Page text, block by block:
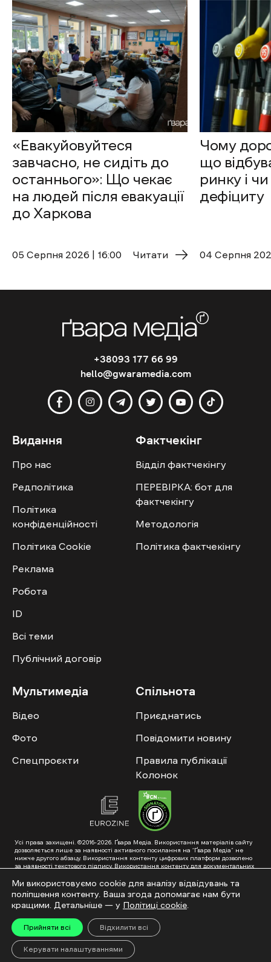
«Евакуйовуйтеся
завчасно, не сидіть до
останнього»: Що чекає
на людей після евакуації
до Харкова
05 Cерпня 2026 | 16:00 Читати
Чому
що
ринку і
дефіциту
04 Cерпня
+38093 177 66 99
hello@gwaramedia.com
Видання
Про нас
Редполітика
Політика
конфіденційності
Політика Cookie
Реклама
Робота
ID
Всі теми
Публічний договір
Фактчекінг
Відділ фактчекінгу
ПЕРЕВІРКА: бот для
фактчекінгу
Методологія
Політика фактчекінгу
Мультимедіа
Відео
Фото
Спецпроєкти
Спільнота
Приєднатись
Повідомити новину
Правила публікації
Колонок
Усі права захищені. ©2016-2026. Ґвара Медіа. Використання матеріалів сайту
дозволяється лише за наявності активного посилання на “Ґвара Медіа” не
нижче другого абзацу. Використання контенту цифрових платформ дозволено
за наявності текстового підпису. Використання контенту для документальних
схвалення від редакції.
Суб’єкт у сфері онлайн-медіа; ідентифікатор медіа – R40-01353. Поштова
адреса: ГО «Ґвара Медіа», 61057, Харків, вул. Гоголя, 14, абонентська скринька
№7400
Підкинь нам тему на пошту – hello@gwaramedia.com
Модернізація сайту:
Ми використовуємо cookie для аналізу відвідувань та
поліпшення контенту. Ваша згода допомагає нам бути
кращими. Детальніше — у Політиці cookie
Прийняти всі Відхилити всі
Керувати налаштуваннями